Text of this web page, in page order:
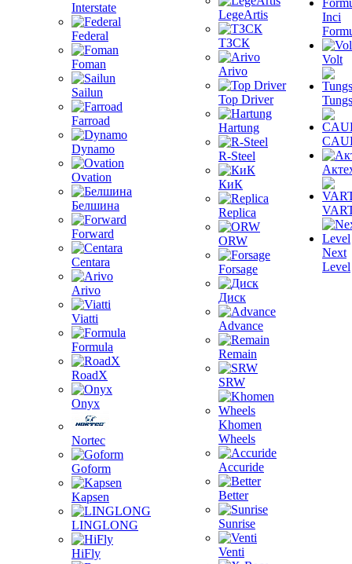
Interstate
Federal
Foman
Sailun
Farroad
Dynamo
Ovation
Белшина
Forward
Centara
Arivo
Viatti
Formula
RoadX
Onyx
Nortec
Goform
Kapsen
LINGLONG
HiFly
LegeArtis
ТЗСК
Arivo
Top Driver
Hartung
R-Steel
КиК
Replica
ORW
Forsage
Диск
Advance
Remain
SRW
Khomen
Wheels
Accuride
Better
Sunrise
Venti
Inci
Volt
Next
Level